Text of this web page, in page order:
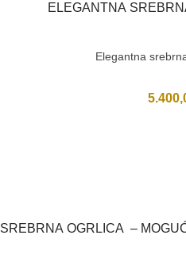
ELEGANTNA
Elegantna
SREBRNA OGRLICA –